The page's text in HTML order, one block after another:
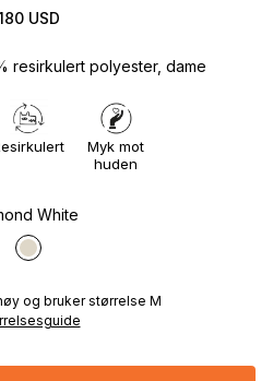
USD
resirkulert polyester, dame
Myk mot
huden
White
og bruker størrelse M